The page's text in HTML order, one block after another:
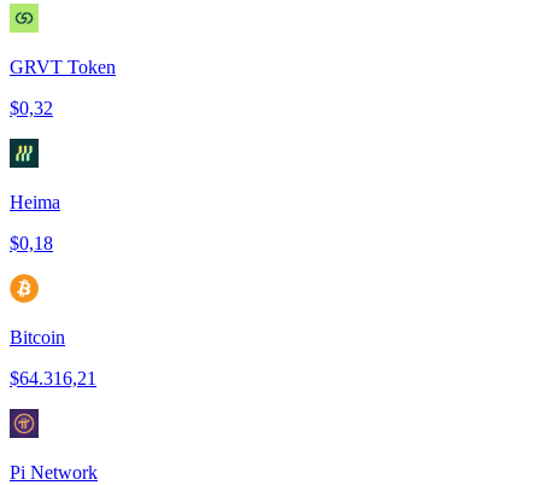
GRVT Token
$0,32
Heima
$0,18
Bitcoin
$64.316,21
Pi Network